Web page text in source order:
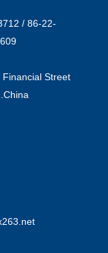
/ 86-22-
Street